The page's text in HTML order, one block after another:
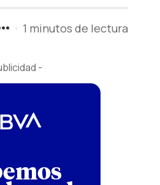
1 minutos de lectura
-